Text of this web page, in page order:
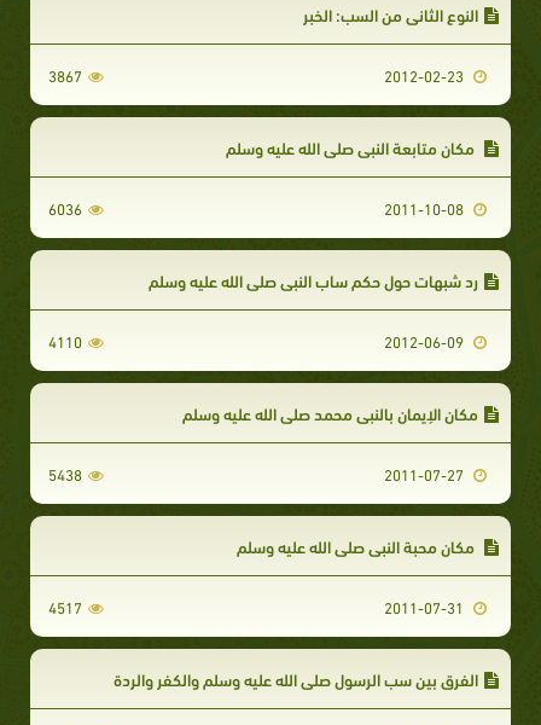
النوع الثاني من السب: الخبر
3867
مكان متابعة النبي صلى الله عليه وسلم
6036
رد شبهات حول حكم ساب النبي صلى الله عليه وسلم
4110
مكان الإيمان بالنبي محمد صلى الله عليه وسلم
5438
مكان محبة النبي صلى الله عليه وسلم
4517
الفرق بين سب الرسول صلى الله عليه وسلم والكفر والردة